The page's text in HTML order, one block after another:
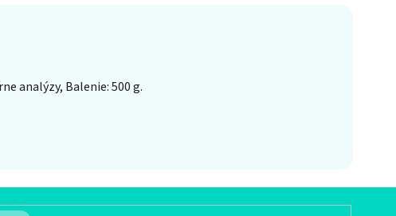
analýzy, Balenie: 500 g.